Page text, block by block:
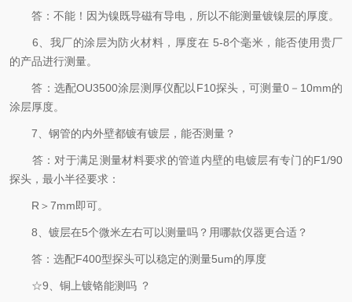
答：不能！因为镍既导磁有导电，所以不能测量镀镍层的厚度。
6、我厂的涂层为防火材料，厚度在 5-8个毫米，能否使用贵厂
的产品进行测量。
答：选配OU3500涂层测厚仪配以F10探头，可测量0－10mm的
涂层厚度。
7、钢管的内外壁都镀有镀层，能否测量？
答：对于满足测量材料要求的管道内壁的电镀层有专门的F1/90
探头，最小半径要求：
R＞7mm即可。
8、镀层在5个微米左右可以测量吗？用哪款仪器更合适？
答：选配F400型探头可以稳定的测量5um的厚度
☆9、铜上镀铬能测吗 ？